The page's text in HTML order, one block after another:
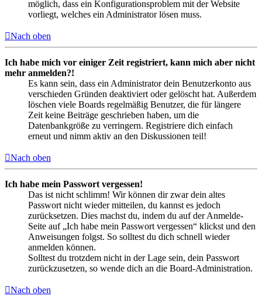
möglich, dass ein Konfigurationsproblem mit der Website
vorliegt, welches ein Administrator lösen muss.
Nach oben
Ich habe mich vor einiger Zeit registriert, kann mich aber nicht
mehr anmelden?!
Es kann sein, dass ein Administrator dein Benutzerkonto aus
verschieden Gründen deaktiviert oder gelöscht hat. Außerdem
löschen viele Boards regelmäßig Benutzer, die für längere
Zeit keine Beiträge geschrieben haben, um die
Datenbankgröße zu verringern. Registriere dich einfach
erneut und nimm aktiv an den Diskussionen teil!
Nach oben
Ich habe mein Passwort vergessen!
Das ist nicht schlimm! Wir können dir zwar dein altes
Passwort nicht wieder mitteilen, du kannst es jedoch
zurücksetzen. Dies machst du, indem du auf der Anmelde-
Seite auf „Ich habe mein Passwort vergessen“ klickst und den
Anweisungen folgst. So solltest du dich schnell wieder
anmelden können.
Solltest du trotzdem nicht in der Lage sein, dein Passwort
zurückzusetzen, so wende dich an die Board-Administration.
Nach oben